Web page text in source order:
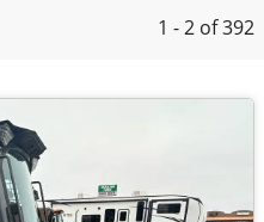
1 - 2 of 392